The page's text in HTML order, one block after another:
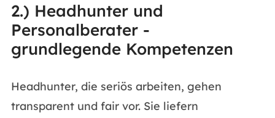
2.) Headhunter und
Personalberater -
grundlegende Kompetenzen
Headhunter, die seriös arbeiten, gehen
transparent und fair vor. Sie liefern